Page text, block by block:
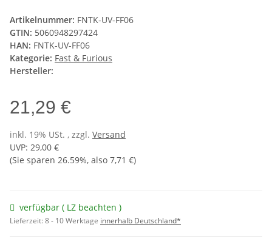
Artikelnummer: FNTK-UV-FF06
GTIN: 5060948297424
HAN: FNTK-UV-FF06
Kategorie: Fast & Furious
Hersteller:
21,29 €
inkl. 19% USt. , zzgl. Versand
UVP: 29,00 €
(Sie sparen 26.59%, also 7,71 €)
verfügbar ( LZ beachten )
Lieferzeit:8 - 10 Werktage innerhalb Deutschland*